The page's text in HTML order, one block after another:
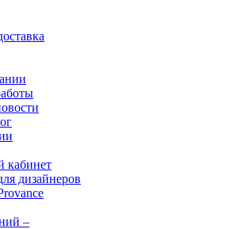
кабинет
дизайнеров
–